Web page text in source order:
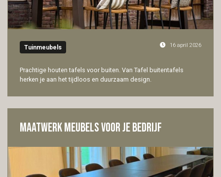
Tuinmeubels 16 april 2026
Prachtige houten tafels voor buiten. Van Tafel buitentafels
herken je aan het tijdloos en duurzaam design.
Maatwerk meubels voor je bedrijf